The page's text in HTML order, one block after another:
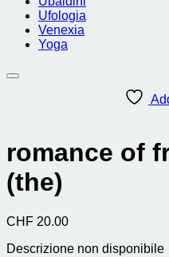
Ufologia
Venexia
Yoga
romance of
(the)
CHF 20.00
Descrizione non disponibile